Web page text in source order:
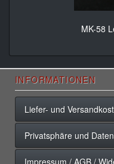
MK-58
INFORMATIONEN
Liefer- und
Privatsphäre und
Impressum / AGB /